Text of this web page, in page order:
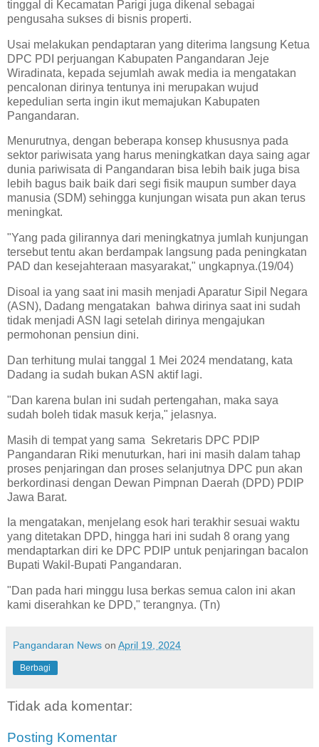
tinggal di Kecamatan Parigi juga dikenal sebagai
pengusaha sukses di bisnis properti.
Usai melakukan pendaptaran yang diterima langsung Ketua
DPC PDI perjuangan Kabupaten Pangandaran Jeje
Wiradinata, kepada sejumlah awak media ia mengatakan
pencalonan dirinya tentunya ini merupakan wujud
kepedulian serta ingin ikut memajukan Kabupaten
Pangandaran.
Menurutnya, dengan beberapa konsep khususnya pada
sektor pariwisata yang harus meningkatkan daya saing agar
dunia pariwisata di Pangandaran bisa lebih baik juga bisa
lebih bagus baik baik dari segi fisik maupun sumber daya
manusia (SDM) sehingga kunjungan wisata pun akan terus
meningkat.
"Yang pada gilirannya dari meningkatnya jumlah kunjungan
tersebut tentu akan berdampak langsung pada peningkatan
PAD dan kesejahteraan masyarakat," ungkapnya.(19/04)
Disoal ia yang saat ini masih menjadi Aparatur Sipil Negara
(ASN), Dadang mengatakan bahwa dirinya saat ini sudah
tidak menjadi ASN lagi setelah dirinya mengajukan
permohonan pensiun dini.
Dan terhitung mulai tanggal 1 Mei 2024 mendatang, kata
Dadang ia sudah bukan ASN aktif lagi.
"Dan karena bulan ini sudah pertengahan, maka saya
sudah boleh tidak masuk kerja," jelasnya.
Masih di tempat yang sama Sekretaris DPC PDIP
Pangandaran Riki menuturkan, hari ini masih dalam tahap
proses penjaringan dan proses selanjutnya DPC pun akan
berkordinasi dengan Dewan Pimpnan Daerah (DPD) PDIP
Jawa Barat.
Ia mengatakan, menjelang esok hari terakhir sesuai waktu
yang ditetakan DPD, hingga hari ini sudah 8 orang yang
mendaptarkan diri ke DPC PDIP untuk penjaringan bacalon
Bupati Wakil-Bupati Pangandaran.
"Dan pada hari minggu lusa berkas semua calon ini akan
kami diserahkan ke DPD," terangnya. (Tn)
Pangandaran News on April 19, 2024
Berbagi
Tidak ada komentar:
Posting Komentar